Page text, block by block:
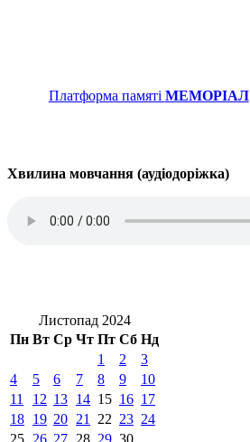
Платформа памяті МЕМОРІАЛ
Хвилина мовчання (аудіодоріжка)
Листопад 2024
Пн Вт Ср Чт Пт Сб Нд
1
2
3
4
5 6 7 8 9
10
11
12 13 14 15 16 17
18 19 20 21 22 23 24
25 26 27 28 29 30